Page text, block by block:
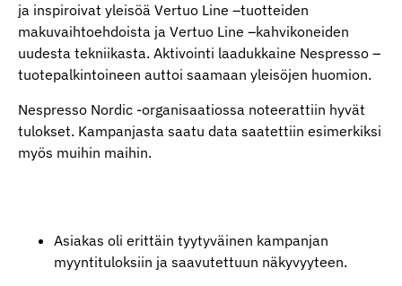
ja inspiroivat yleisöä Vertuo Line –tuotteiden
makuvaihtoehdoista ja Vertuo Line –kahvikoneiden
uudesta tekniikasta. Aktivointi laadukkaine Nespresso –
tuotepalkintoineen auttoi saamaan yleisöjen huomion.
Nespresso Nordic -organisaatiossa noteerattiin hyvät
tulokset. Kampanjasta saatu data saatettiin esimerkiksi
myös muihin maihin.
Asiakas oli erittäin tyytyväinen kampanjan
myyntituloksiin ja saavutettuun näkyvyyteen.